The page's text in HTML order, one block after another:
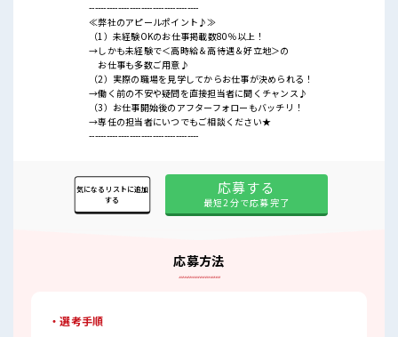
--------------------------------------
≪弊社のアピールポイント♪≫
（1）未経験OKのお仕事掲載数80％以上！
→しかも未経験で＜高時給＆高待遇＆好立地＞の
お仕事も多数ご用意♪
（2）実際の職場を見学してからお仕事が決められる！
→働く前の不安や疑問を直接担当者に聞くチャンス♪
（3）お仕事開始後のアフターフォローもバッチリ！
→専任の担当者にいつでもご相談ください★
--------------------------------------
応募する
最短2分で応募完了
気になるリストに追加
する
応募方法
・選考手順